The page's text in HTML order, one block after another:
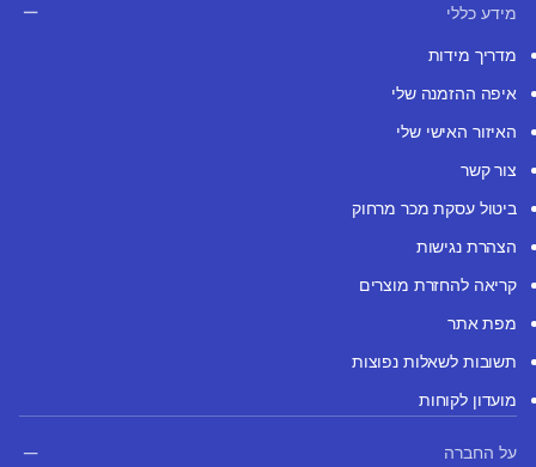
מידע כללי
מדריך מידות
איפה ההזמנה שלי
האיזור האישי שלי
צור קשר
ביטול עסקת מכר מרחוק
הצהרת נגישות
קריאה להחזרת מוצרים
מפת אתר
תשובות לשאלות נפוצות
מועדון לקוחות
על החברה